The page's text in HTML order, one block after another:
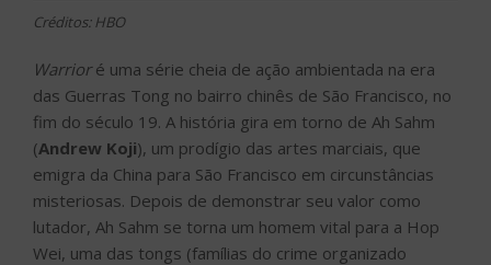
Créditos: HBO
Warrioré uma série cheia de ação ambientada na era
das Guerras Tong no bairro chinês de São Francisco, no
fim do século 19. A história gira em torno de Ah Sahm
(Andrew Koji), um prodígio das artes marciais, que
emigra da China para São Francisco em circunstâncias
misteriosas. Depois de demonstrar seu valor como
lutador, Ah Sahm se torna um homem vital para a Hop
Wei, uma das tongs (famílias do crime organizado